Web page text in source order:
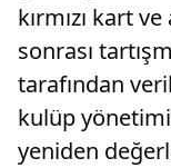
kırmızı kart
sonrası
tarafından
kulüp
yeniden